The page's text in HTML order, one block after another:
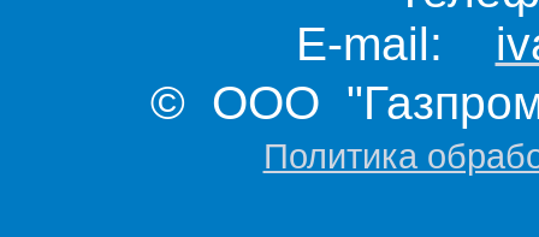
E-mail:
© ООО "Газпром
Политика